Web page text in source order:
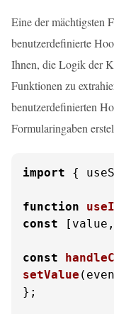
Eine der mächtigsten
benutzerdefinierte
Ihnen, die Logik der
Funktionen zu
benutzerdefinierten
Formularingaben
import {
function
const
const
setValue
};